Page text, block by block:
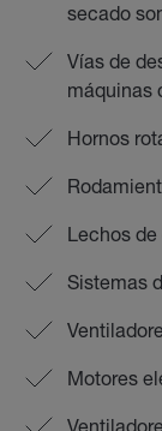
secado
Vías de
máquinas
Hornos
Lechos
Sistemas
Motores